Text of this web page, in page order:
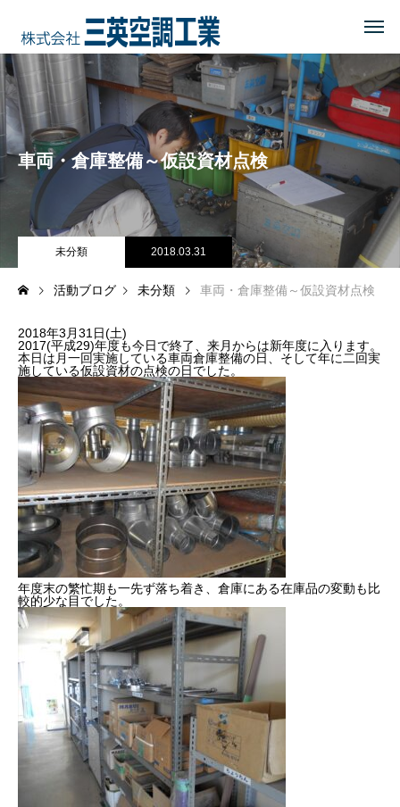
HOME トップページ
COMPANY 会社を知る
事業内容
会社概要・沿革・所在地
経営理念
ブログ
CSR 地域に貢献する
健康経営
SDGs認証
よこはまグッドバランス企業
横浜グランドスラム企業
RECRUIT
募集概要
よくある質問
インタビュー
施工実績を知る
車両・倉庫整備～仮設資材点検
未分類 2018.03.31
活動ブログ 未分類 車両・倉庫整備～仮設資材点検
2018年3月31日(土)
2017(平成29)年度も今日で終了、来月からは新年度に入ります。
本日は月一回実施している車両倉庫整備の日、そして年に二回実
施している仮設資材の点検の日でした。
年度末の繁忙期も一先ず落ち着き、倉庫にある在庫品の変動も比
較的少な目でした。